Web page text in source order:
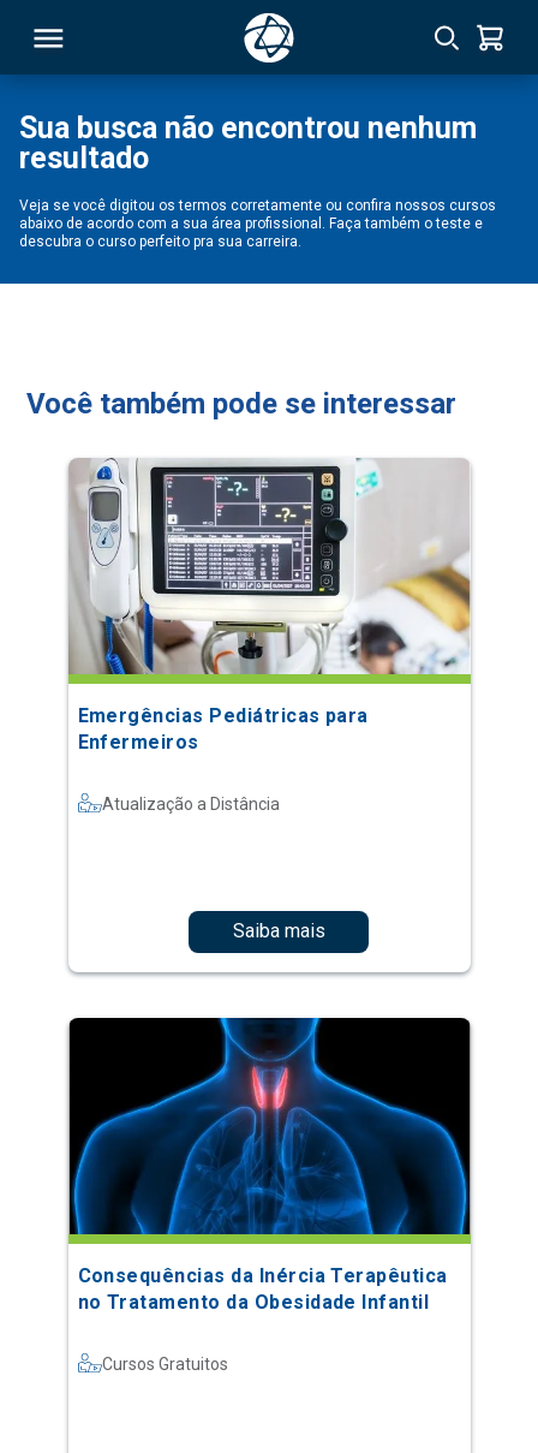
Sua busca não encontrou nenhum
resultado
Veja se você digitou os termos corretamente ou confira nossos cursos
abaixo de acordo com a sua área profissional. Faça também o teste e
descubra o curso perfeito pra sua carreira.
Você também pode se interessar
Emergências Pediátricas para
Enfermeiros
Atualização a Distância
Saiba mais
Consequências da Inércia Terapêutica
no Tratamento da Obesidade Infantil
Cursos Gratuitos